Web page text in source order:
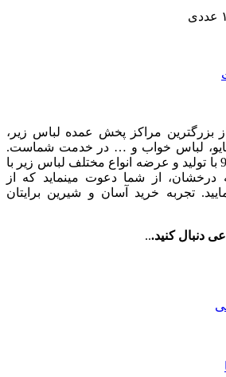
بزرگترین مراکز پخش عمده لباس زیر،
لباس خواب و … در خدمت شماست.
مجموعه بزرگ پوشاک 90 با تولید و عرضه انواع مختلف لباس زیر با
سابقه درخشان، از شما دعوت مینماید که از
تجربه خرید آسان و شیرین برایتان
دنبال کنید...